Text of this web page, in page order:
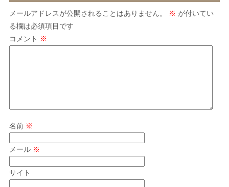
メールアドレスが公開されることはありません。 ※ が付いてい
る欄は必須項目です
コメント ※
名前 ※
メール ※
サイト